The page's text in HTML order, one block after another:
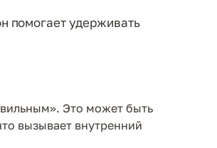
помогает удерживать
Это может быть
вызывает внутренний